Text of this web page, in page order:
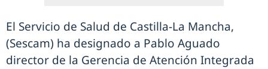
El Servicio de Salud de Castilla-La Mancha,
(Sescam) ha designado a Pablo Aguado
director de la Gerencia de Atención Integrada